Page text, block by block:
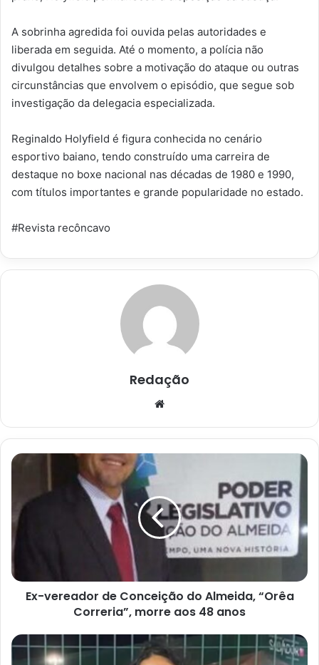
A sobrinha agredida foi ouvida pelas autoridades e
liberada em seguida. Até o momento, a polícia não
divulgou detalhes sobre a motivação do ataque ou outras
circunstâncias que envolvem o episódio, que segue sob
investigação da delegacia especializada.
Reginaldo Holyfield é figura conhecida no cenário
esportivo baiano, tendo construído uma carreira de
destaque no boxe nacional nas décadas de 1980 e 1990,
com títulos importantes e grande popularidade no estado.
#Revista recôncavo
Redação
Ex-
Conceição
do
“Orêa
Correria”,
morre
Ex-vereador de Conceição do Almeida, “Orêa
Correria”, morre aos 48 anos
Jovem